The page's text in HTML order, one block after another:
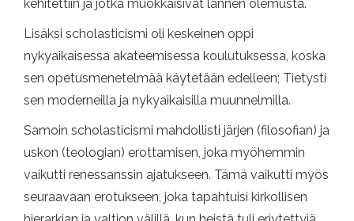
kehitettiin ja jotka muokkaisivat lännen olemusta.
Lisäksi scholasticismi oli keskeinen oppi
nykyaikaisessa akateemisessa koulutuksessa, koska
sen opetusmenetelmää käytetään edelleen; Tietysti
sen moderneilla ja nykyaikaisilla muunnelmilla.
Samoin scholasticismi mahdollisti järjen (filosofian) ja
uskon (teologian) erottamisen, joka myöhemmin
vaikutti renessanssin ajatukseen. Tämä vaikutti myös
seuraavaan erotukseen, joka tapahtuisi kirkollisen